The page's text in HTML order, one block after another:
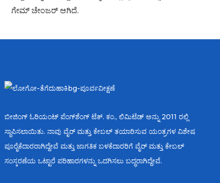
ಗೇಮ್ ಚೇಂಜರ್ ಆಗಿದೆ.
ಬೀಜಿಂಗ್ ಓರಿಯಂಟ್ ಪೆಂಗ್‌ಶೆಂಗ್ ಟೆಕ್. ಕಂ., ಲಿಮಿಟೆಡ್ ಅನ್ನು 2011 ರಲ್ಲಿ
ಸ್ಥಾಪಿಸಲಾಯಿತು. ನಾವು ವೈರ್ ಮತ್ತು ಕೇಬಲ್ ತಯಾರಿಸುವ ಯಂತ್ರಗಳ ವಿಶೇಷ
ಪೂರೈಕೆದಾರರಾಗಿದ್ದೇವೆ ಮತ್ತು ಜಾಗತಿಕ ಬಳಕೆದಾರರಿಗೆ ವೈರ್ ಮತ್ತು ಕೇಬಲ್
ಸಂಸ್ಕರಣೆಯ ಒಟ್ಟಾರೆ ಪರಿಹಾರಗಳನ್ನು ಒದಗಿಸಲು ಬದ್ಧರಾಗಿದ್ದೇವೆ.